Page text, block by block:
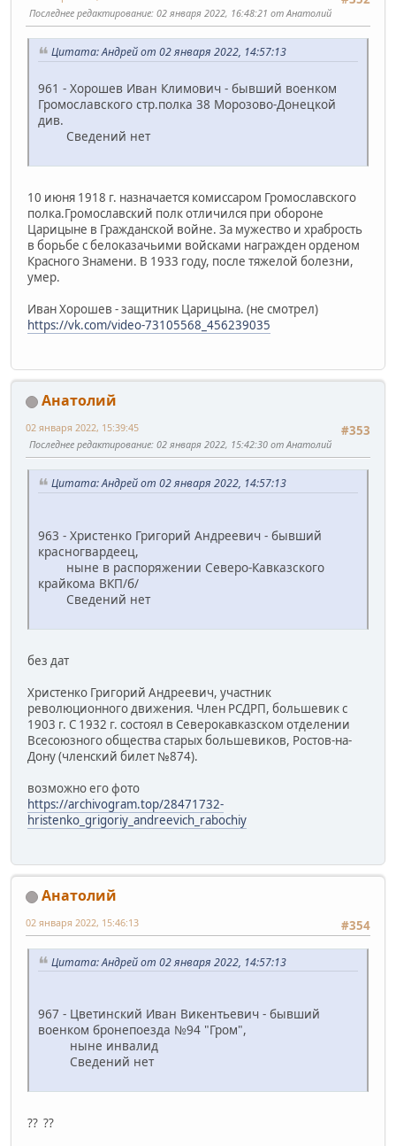
Последнее редактирование: 02 января 2022, 16:48:21 от Анатолий
Цитата: Андрей от 02 января 2022, 14:57:13
961 - Хорошев Иван Климович - бывший военком
Громославского стр.полка 38 Морозово-Донецкой
див.
Сведений нет
10 июня 1918 г. назначается комиссаром Громославского
полка.Громославский полк отличился при обороне
Царицыне в Гражданской войне. За мужество и храбрость
в борьбе с белоказачьими войсками награжден орденом
Красного Знамени. В 1933 году, после тяжелой болезни,
умер.
Иван Хорошев - защитник Царицына. (не смотрел)
https://vk.com/video-73105568_456239035
Анатолий
#353
02 января 2022, 15:39:45
Последнее редактирование: 02 января 2022, 15:42:30 от Анатолий
Цитата: Андрей от 02 января 2022, 14:57:13
963 - Христенко Григорий Андреевич - бывший
красногвардеец,
ныне в распоряжении Северо-Кавказского
крайкома ВКП/б/
Сведений нет
без дат
Христенко Григорий Андреевич, участник
революционного движения. Член РСДРП, большевик с
1903 г. С 1932 г. состоял в Северокавказском отделении
Всесоюзного общества старых большевиков, Ростов-на-
Дону (членский билет №874).
возможно его фото
https://archivogram.top/28471732-
hristenko_grigoriy_andreevich_rabochiy
Анатолий
#354
02 января 2022, 15:46:13
Цитата: Андрей от 02 января 2022, 14:57:13
967 - Цветинский Иван Викентьевич - бывший
военком бронепоезда №94 "Гром",
ныне инвалид
Сведений нет
?? ??